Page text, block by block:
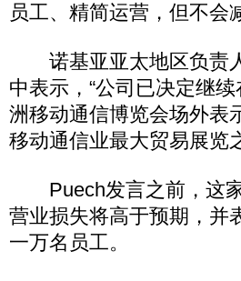
员工、精简运营，但不会
诺基亚亚太地区负责人
中表示，“公司已决定继
洲移动通信博览会场外表
移动通信业最大贸易展览
Puech发言之前，这家
营业损失将高于预期，并
一万名员工。